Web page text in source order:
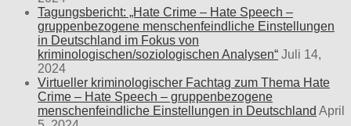
Tagungsbericht: „Hate Crime – Hate Speech –
gruppenbezogene menschenfeindliche Einstellungen
in Deutschland im Fokus von
kriminologischen/soziologischen Analysen“ Juli 14,
2024
Virtueller kriminologischer Fachtag zum Thema Hate
Crime – Hate Speech – gruppenbezogene
menschenfeindliche Einstellungen in Deutschland April